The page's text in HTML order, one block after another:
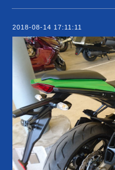
2018-08-14 17:11:11